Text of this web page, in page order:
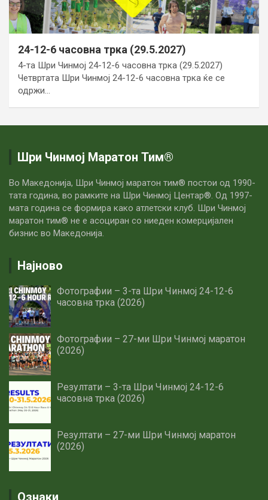
24-12-6 часовна трка (29.5.2027)
4-та Шри Чинмој 24-12-6 часовна трка (29.5.2027)
Четвртата Шри Чинмој 24-12-6 часовна трка ќе се
одржи…
Шри Чинмој Маратон Тим®
Во Македонија, Шри Чинмој маратон тим® постои од 1990-
тата година, во рамките на Шри Чинмој Центар®. Од 1997-
мата година се формира како атлетски клуб. Шри Чинмој
маратон тим® не е асоциран со ниеден комерцијален
бизнис во Македонија.
Најново
Фотографии – 3-та Шри Чинмој 24-12-6
часовна трка (2026)
Фотографии – 27-ми Шри Чинмој маратон
(2026)
Резултати – 3-та Шри Чинмој 24-12-6
часовна трка (2026)
Резултати – 27-ми Шри Чинмој маратон
(2026)
Ознаки